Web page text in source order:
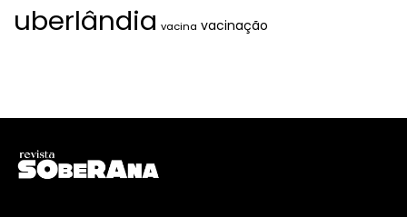
uberlândia vacina vacinação